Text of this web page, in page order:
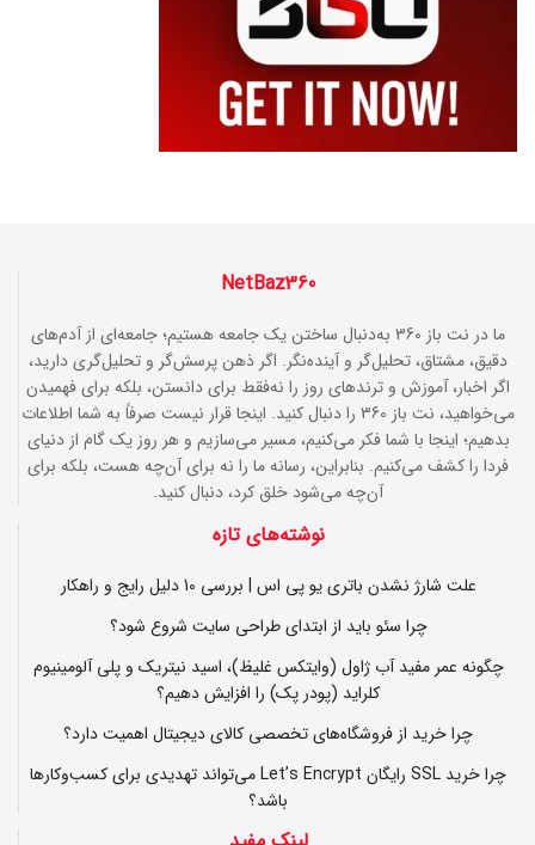
NetBaz360
ما در نت باز 360 به‌دنبال ساختن یک جامعه هستیم؛ جامعه‌ای از آدم‌های
دقیق، مشتاق، تحلیل‌گر و آینده‌نگر. اگر ذهن پرسش‌گر و تحلیل‌گری دارید،
اگر اخبار، آموزش و ترندهای روز را نه‌فقط برای دانستن، بلکه برای فهمیدن
می‌خواهید، نت باز 360 را دنبال کنید. اینجا قرار نیست صرفاً به شما اطلاعات
بدهیم؛ اینجا با شما فکر می‌کنیم، مسیر می‌سازیم و هر روز یک گام از دنیای
فردا را کشف می‌کنیم. بنابراین، رسانه ما را نه برای آن‌چه هست، بلکه برای
آن‌چه می‌شود خلق کرد، دنبال کنید.
نوشته‌های تازه
علت شارژ نشدن باتری یو پی اس | بررسی 10 دلیل رایج و راهکار
چرا سئو باید از ابتدای طراحی سایت شروع شود؟
چگونه عمر مفید آب ژاول (وایتکس غلیظ)، اسید نیتریک و پلی آلومینیوم
کلراید (پودر پک) را افزایش دهیم؟
چرا خرید از فروشگاه‌های تخصصی کالای دیجیتال اهمیت دارد؟
چرا خرید SSL رایگان Let’s Encrypt می‌تواند تهدیدی برای کسب‌وکارها
باشد؟